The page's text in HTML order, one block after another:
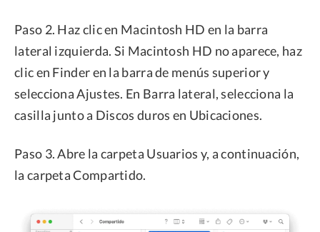
Paso 2. Haz clic en Macintosh HD en la barra
lateral izquierda. Si Macintosh HD no aparece, haz
clic en Finder en la barra de menús superior y
selecciona Ajustes. En Barra lateral, selecciona la
casilla junto a Discos duros en Ubicaciones.
Paso 3. Abre la carpeta Usuarios y, a continuación,
la carpeta Compartido.